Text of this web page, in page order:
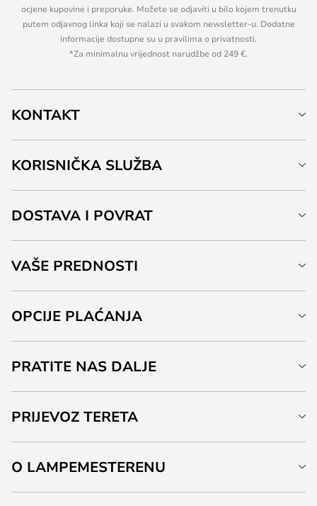
ocjene kupovine i preporuke. Možete se odjaviti u bilo kojem trenutku
putem odjavnog linka koji se nalazi u svakom newsletter-u. Dodatne
informacije dostupne su u pravilima o privatnosti.
*Za minimalnu vrijednost narudžbe od 249 €.
KONTAKT
KORISNIČKA SLUŽBA
DOSTAVA I POVRAT
VAŠE PREDNOSTI
OPCIJE PLAĆANJA
PRATITE NAS DALJE
PRIJEVOZ TERETA
O LAMPEMESTERENU